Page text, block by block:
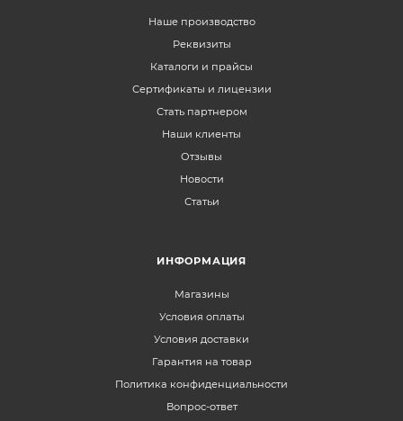
Наше производство
Реквизиты
Каталоги и прайсы
Сертификаты и лицензии
Стать партнером
Наши клиенты
Отзывы
Новости
Статьи
ИНФОРМАЦИЯ
Магазины
Условия оплаты
Условия доставки
Гарантия на товар
Политика конфиденциальности
Вопрос-ответ